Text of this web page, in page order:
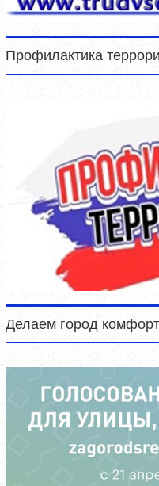
Профилактика
Делаем город